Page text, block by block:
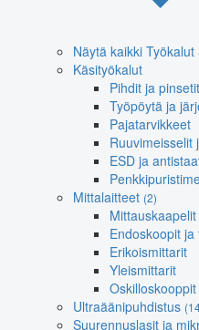
Näytä kaikki
Käsityökalut
Pihdit ja pinsetit
Työpöytä ja
Pajatarvikkeet
Ruuvimeisselit
ESD ja
Mittalaitteet (2)
Endoskoopit
Erikoismittarit
Yleismittarit
Oskilloskooppit
Ultraäänipuhdistus
Suurennuslasit ja